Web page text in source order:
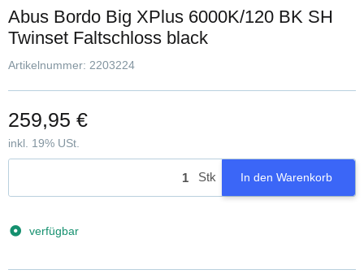
Abus Bordo Big XPlus 6000K/120 BK SH
Twinset Faltschloss black
Artikelnummer: 2203224
259,95 €
inkl. 19% USt.
Stk In den Warenkorb
verfügbar